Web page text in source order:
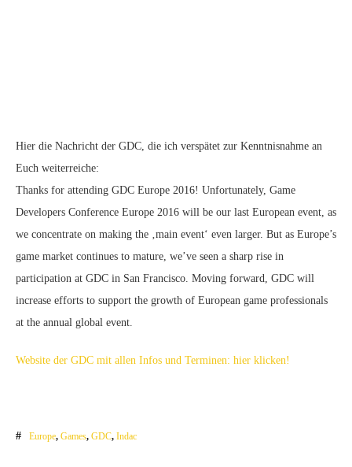
Hier die Nachricht der GDC, die ich verspätet zur Kenntnisnahme an
Euch weiterreiche:
Thanks for attending GDC Europe 2016! Unfortunately, Game
Developers Conference Europe 2016 will be our last European event, as
we concentrate on making the ‚main event‘ even larger. But as Europe’s
game market continues to mature, we’ve seen a sharp rise in
participation at GDC in San Francisco. Moving forward, GDC will
increase efforts to support the growth of European game professionals
at the annual global event.
Website der GDC mit allen Infos und Terminen: hier klicken!
Europe, Games, GDC, Indac